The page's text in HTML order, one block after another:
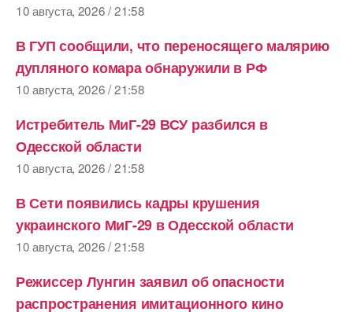
10 августа, 2026 / 21:58
В ГУП сообщили, что переносящего малярию
дупляного комара обнаружили в РФ
10 августа, 2026 / 21:58
Истребитель МиГ-29 ВСУ разбился в
Одесской области
10 августа, 2026 / 21:58
В Сети появились кадры крушения
украинского МиГ-29 в Одесской области
10 августа, 2026 / 21:58
Режиссер Лунгин заявил об опасности
распространения имитационного кино